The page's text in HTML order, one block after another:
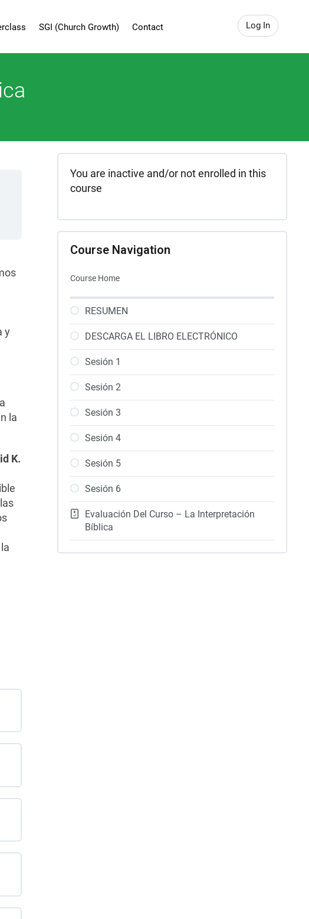
Log In
SGI (Church Growth) Contact
y
la
K.
You are inactive and/or not enrolled in this
course
Course Navigation
Course Home
RESUMEN
DESCARGA EL LIBRO ELECTRÓNICO
Sesión 1
Sesión 2
Sesión 3
Sesión 4
Sesión 5
Sesión 6
Evaluación Del Curso – La Interpretación
Bíblica